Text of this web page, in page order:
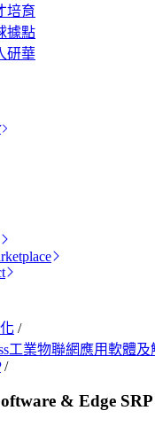
培育
據點
研華
/
工業物聯網應用軟體
/
& Edge SRP